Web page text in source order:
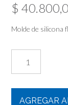
$
Molde de silicona
cantidad
AGREGAR